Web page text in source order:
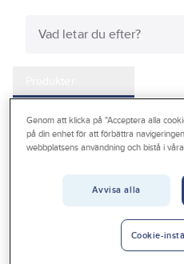
Outlet
Gelia Produkter
Gelia
Rengöring och städ
Rengöring
Genom att klicka på "Acceptera alla
på din enhet för att förbättra
webbplatsens användning och bistå i
Avvisa alla
Cookie-